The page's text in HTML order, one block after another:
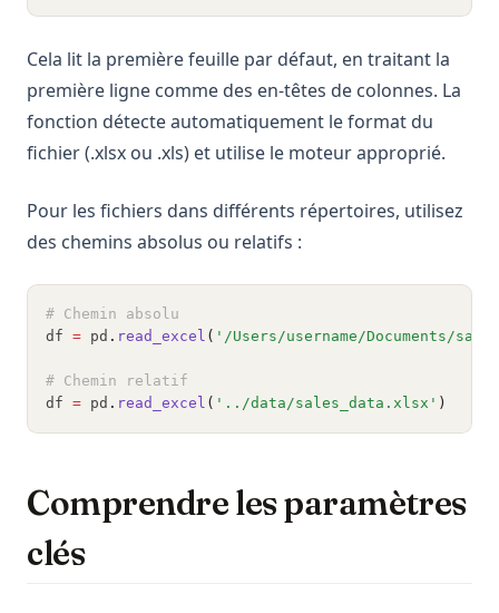
Cela lit la première feuille par défaut, en traitant la
première ligne comme des en-têtes de colonnes. La
fonction détecte automatiquement le format du
fichier (.xlsx ou .xls) et utilise le moteur approprié.
Pour les fichiers dans différents répertoires, utilisez
des chemins absolus ou relatifs :
# Chemin absolu
df = pd . read_excel ( '/Users/username/Documents/
# Chemin relatif
df = pd . read_excel ( '../data/sales_data.xlsx' )
Comprendre les paramètres
clés